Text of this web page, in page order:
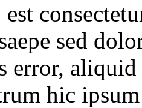
est
sed
error,
hic